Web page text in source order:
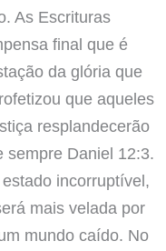
As Escrituras
final que é
da glória que
que aqueles
resplandecerão
sempre Daniel 12:3.
incorruptível,
mais velada por
mundo caído. No